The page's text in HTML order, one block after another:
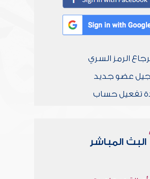
الرمز السري
عضو جديد
تفعيل حساب
البث المباشر